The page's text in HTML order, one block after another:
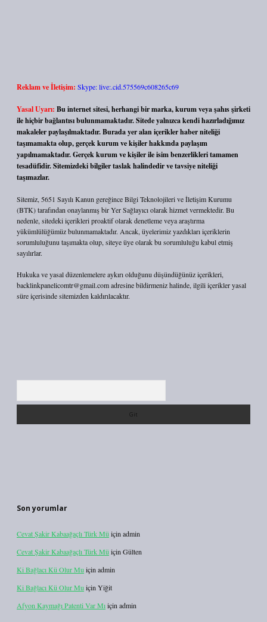
Reklam ve İletişim: Skype: live:.cid.575569c608265c69
Yasal Uyarı: Bu internet sitesi, herhangi bir marka, kurum veya şahıs şirketi
ile hiçbir bağlantısı bulunmamaktadır. Sitede yalnızca kendi hazırladığımız
makaleler paylaşılmaktadır. Burada yer alan içerikler haber niteliği
taşımamakta olup, gerçek kurum ve kişiler hakkında paylaşım
yapılmamaktadır. Gerçek kurum ve kişiler ile isim benzerlikleri tamamen
tesadüfidir. Sitemizdeki bilgiler taslak halindedir ve tavsiye niteliği
taşımazlar.
Sitemiz, 5651 Sayılı Kanun gereğince Bilgi Teknolojileri ve İletişim Kurumu
(BTK) tarafından onaylanmış bir Yer Sağlayıcı olarak hizmet vermektedir. Bu
nedenle, sitedeki içerikleri proaktif olarak denetleme veya araştırma
yükümlülüğümüz bulunmamaktadır. Ancak, üyelerimiz yazdıkları içeriklerin
sorumluluğunu taşımakta olup, siteye üye olarak bu sorumluluğu kabul etmiş
sayılırlar.
Hukuka ve yasal düzenlemelere aykırı olduğunu düşündüğünüz içerikleri,
backlinkpanelicomtr@gmail.comadresine bildirmeniz halinde, ilgili içerikler yasal
süre içerisinde sitemizden kaldırılacaktır.
Son yorumlar
Cevat Şakir Kabaağaçlı Türk Mü için admin
Cevat Şakir Kabaağaçlı Türk Mü için Gülten
Ki Bağlacı Kü Olur Mu için admin
Ki Bağlacı Kü Olur Mu için Yiğit
Afyon Kaymağı Patenti Var Mıiçin admin